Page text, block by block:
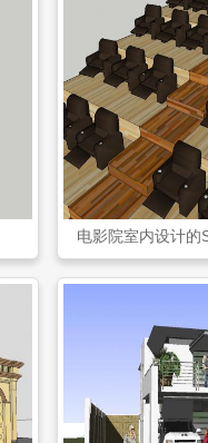
电影院室内设计的